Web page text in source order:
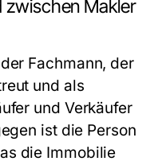
zwischen Makler
Fachmann, der
und als
und Verkäufer
ist die Person
die Immobilie